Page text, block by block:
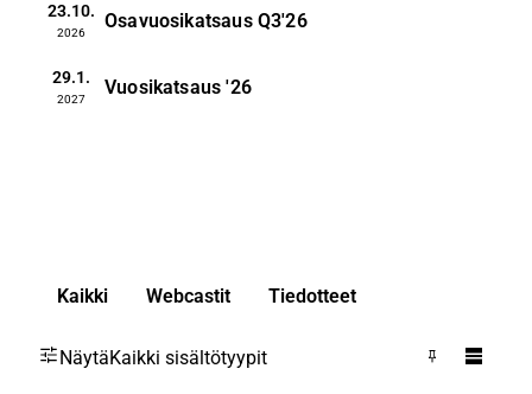
23.10.
2026
Osavuosikatsaus Q3'26
29.1.
2027
Vuosikatsaus '26
Kaikki Webcastit Tiedotteet
NäytäKaikki sisältötyypit